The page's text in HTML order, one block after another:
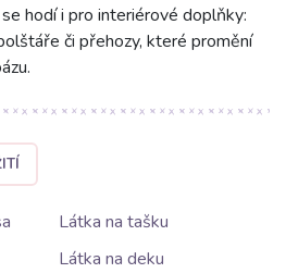
hodí i pro interiérové doplňky:
či přehozy, které promění
Látka na tašku
Látka na deku